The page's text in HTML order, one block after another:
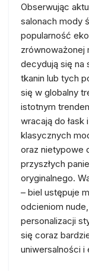
Obserwując
salonach mody
popularność
zrównoważonej
decydują się na
tkanin lub tych
się w globalny
istotnym
wracają do łask
klasycznych
oraz nietypowe
przyszłych
oryginalnego.
– biel ustępuje
odcieniom
personalizacji
się coraz
uniwersalności i